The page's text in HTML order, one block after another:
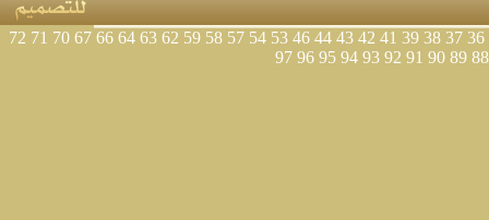
36
37
38
39
41
42
43
44
46
53
54
57
58
59
62
63
64
66
67
70
71
72
88
89
90
91
92
93
94
95
96
97